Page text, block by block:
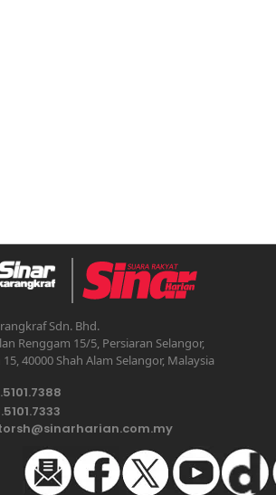
Sdn. Bhd.
Renggam 15/5, Persiaran Selangor,
15, 40000 Shah Alam Selangor, Malaysia